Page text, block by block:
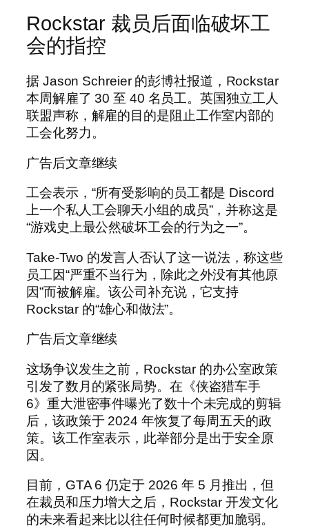
Rockstar 裁员后面临破坏工
会的指控
据 Jason Schreier 的彭博社报道，Rockstar
本周解雇了 30 至 40 名员工。英国独立工人
联盟声称，解雇的目的是阻止工作室内部的
工会化努力。
广告后文章继续
工会表示，“所有受影响的员工都是 Discord
上一个私人工会聊天小组的成员”，并称这是
“游戏史上最公然破坏工会的行为之一”。
Take-Two 的发言人否认了这一说法，称这些
员工因“严重不当行为，除此之外没有其他原
因”而被解雇。该公司补充说，它支持
Rockstar 的“雄心和做法”。
广告后文章继续
这场争议发生之前，Rockstar 的办公室政策
引发了数月的紧张局势。在《侠盗猎车手
6》重大泄密事件曝光了数十个未完成的剪辑
后，该政策于 2024 年恢复了每周五天的政
策。该工作室表示，此举部分是出于安全原
因。
目前，GTA 6 仍定于 2026 年 5 月推出，但
在裁员和压力增大之后，Rockstar 开发文化
的未来看起来比以往任何时候都更加脆弱。